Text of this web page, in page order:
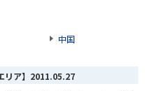
中国
ア】 2011.05.27